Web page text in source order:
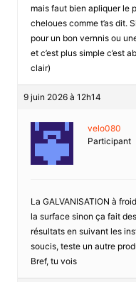
mais faut bien apliquer le
cheloues comme t’as dit.
pour un bon vernnis ou
et c’est plus simple c’est
clair)
9 juin 2026 à 12h14
velo080
Participant
La GALVANISATION à
la surface sinon ça fait
résultats en suivant les
soucis, teste un autre
Bref, tu vois